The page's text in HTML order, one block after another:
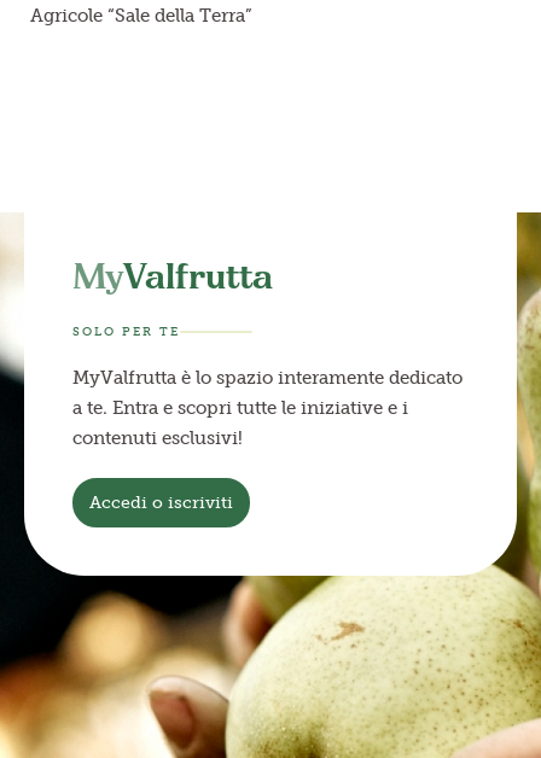
Agricole “Sale della Terra”
MyValfrutta
SOLO PER TE
MyValfrutta è lo spazio interamente dedicato
a te. Entra e scopri tutte le iniziative e i
contenuti esclusivi!
Accedi o iscriviti